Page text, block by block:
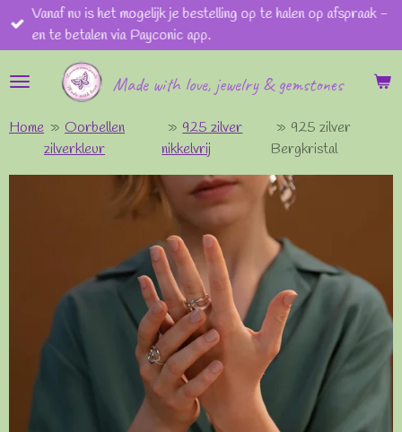
Ga
direct
de
hoofdinhoud
Made with love, jewelry & gemstones
Vanaf nu is het mogelijk je bestelling op te halen op afspraak -
en te betalen via Payconic app.
Home » Oorbellen
zilverkleur
» 925 zilver
nikkelvrij
» 925 zilver
Bergkristal